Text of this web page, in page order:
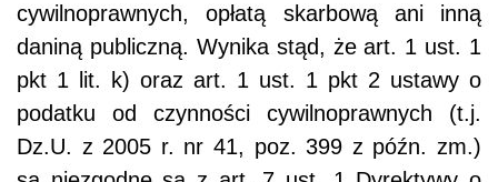
cywilnoprawnych, opłatą skarbową ani inną
daniną publiczną. Wynika stąd, że art. 1 ust. 1
pkt 1 lit. k) oraz art. 1 ust. 1 pkt 2 ustawy o
podatku od czynności cywilnoprawnych (t.j.
Dz.U. z 2005 r. nr 41, poz. 399 z późn. zm.)